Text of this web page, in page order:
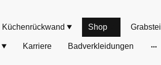
Küchenrückwand Shop
Karriere Badverkleidungen